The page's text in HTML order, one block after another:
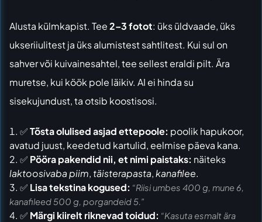
Alusta külmkapist. Tee2–3 fotot: üks üldvaade, üks
ukseriiulitest ja üks alumistest sahtlitest. Kui sul on
sahver või kuivainesahtel, tee sellest eraldi pilt. Ära
muretse, kui köök pole läikiv. AI ei hinda su
sisekujundust, ta otsib koostisosi.
✅Tõsta olulised asjad ettepoole: poolik hapukoor,
avatud juust, keedetud kartulid, eelmise päeva kana.
✅ Pööra pakendid nii, et nimi paistaks: näiteks
laktoosivaba piim, täisterapasta,kanafilee.
✅ Lisa tekstina kogused: “Riisi umbes 400 g, mune 6,
kanafileed 500 g, porgandeid 5.”
✅ Märgi kiirelt riknevad toidud: “Kasuta esmalt ära